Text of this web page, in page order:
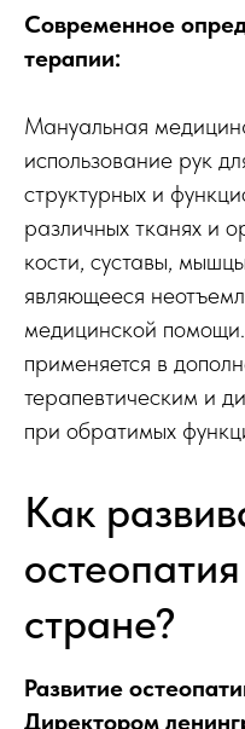
Современное
терапии:
Мануальная
использование рук
структурных и
различных тканях и
кости, суставы,
являющееся
медицинской
применяется в
терапевтическим и
при обратимых
Как
стране?
Развитие
Директором